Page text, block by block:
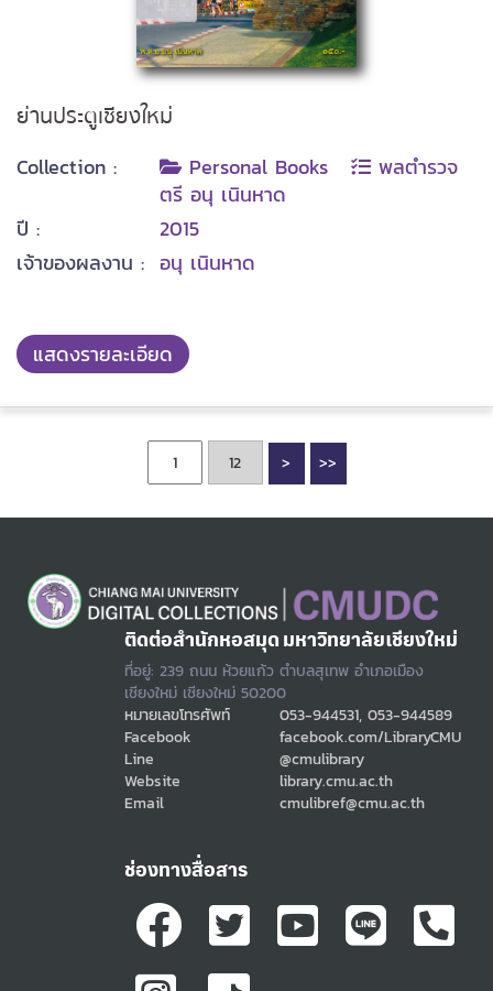
ย่านประตูเชียงใหม่
Collection : Personal Books
พลตำรวจ
ตรี อนุ เนินหาด
ปี :
2015
เจ้าของผลงาน : อนุ เนินหาด
แสดงรายละเอียด
> >>
ติดต่อสำนักหอสมุด มหาวิทยาลัยเชียงใหม่
ที่อยู่: 239 ถนน ห้วยแก้ว ตำบลสุเทพ อำเภอเมือง
เชียงใหม่ เชียงใหม่ 50200
หมายเลขโทรศัพท์ 053-944531, 053-944589
Facebook
facebook.com/LibraryCMU
Line
@cmulibrary
Website
library.cmu.ac.th
Email
cmulibref@cmu.ac.th
ช่องทางสื่อสาร